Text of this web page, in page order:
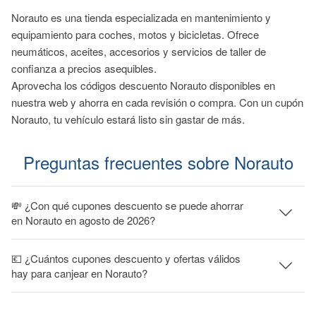
Norauto es una tienda especializada en mantenimiento y
equipamiento para coches, motos y bicicletas. Ofrece
neumáticos, aceites, accesorios y servicios de taller de
confianza a precios asequibles.
Aprovecha los códigos descuento Norauto disponibles en
nuestra web y ahorra en cada revisión o compra. Con un cupón
Norauto, tu vehículo estará listo sin gastar de más.
Preguntas frecuentes sobre Norauto
💸 ¿Con qué cupones descuento se puede ahorrar
en Norauto en agosto de 2026?
💶 ¿Cuántos cupones descuento y ofertas válidos
hay para canjear en Norauto?